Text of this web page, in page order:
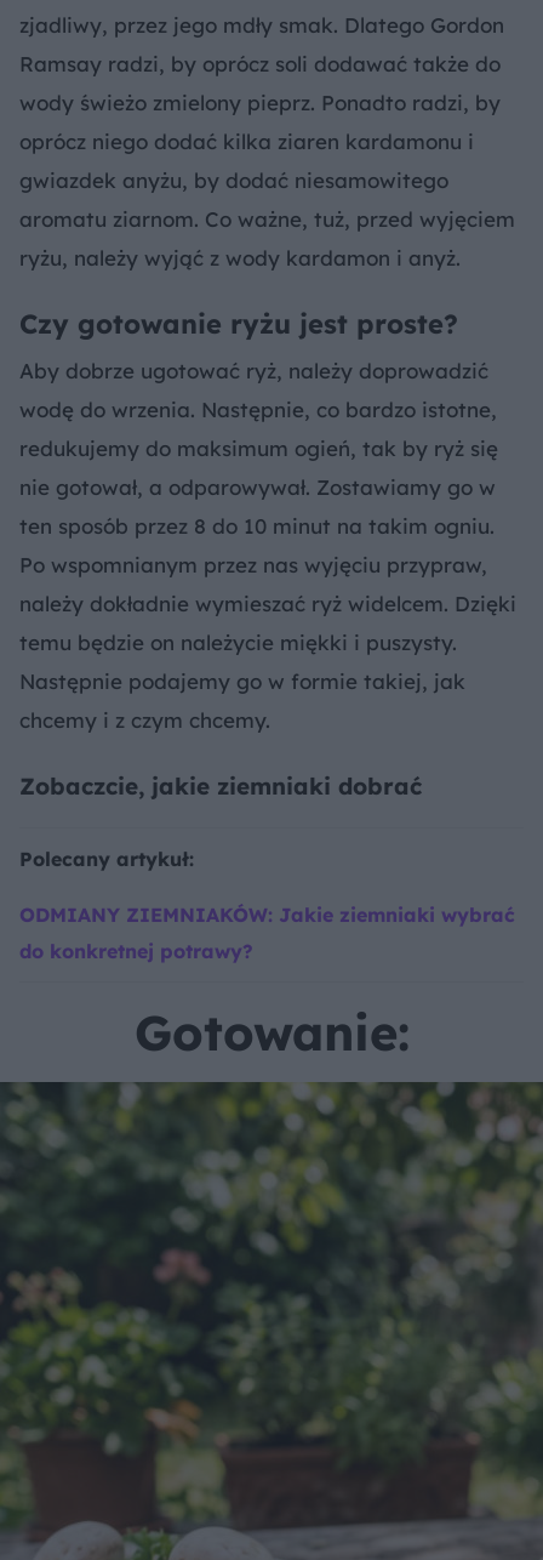
zjadliwy, przez jego mdły smak. Dlatego Gordon
Ramsay radzi, by oprócz soli dodawać także do
wody świeżo zmielony pieprz. Ponadto radzi, by
oprócz niego dodać kilka ziaren kardamonu i
gwiazdek anyżu, by dodać niesamowitego
aromatu ziarnom. Co ważne, tuż, przed wyjęciem
ryżu, należy wyjąć z wody kardamon i anyż.
Czy gotowanie ryżu jest proste?
Aby dobrze ugotować ryż, należy doprowadzić
wodę do wrzenia. Następnie, co bardzo istotne,
redukujemy do maksimum ogień, tak by ryż się
nie gotował, a odparowywał. Zostawiamy go w
ten sposób przez 8 do 10 minut na takim ogniu.
Po wspomnianym przez nas wyjęciu przypraw,
należy dokładnie wymieszać ryż widelcem. Dzięki
temu będzie on należycie miękki i puszysty.
Następnie podajemy go w formie takiej, jak
chcemy i z czym chcemy.
Zobaczcie, jakie ziemniaki dobrać
Polecany artykuł:
ODMIANY ZIEMNIAKÓW: Jakie ziemniaki wybrać
do konkretnej potrawy?
Gotowanie: